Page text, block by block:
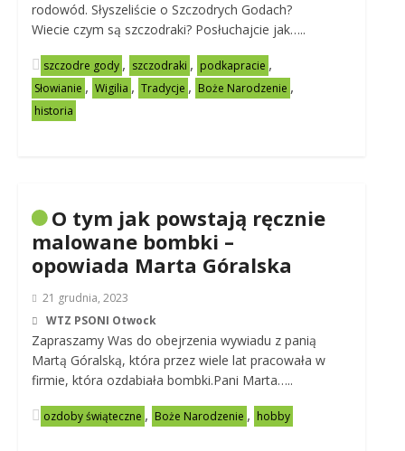
rodowód. Słyszeliście o Szczodrych Godach?
Wiecie czym są szczodraki? Posłuchajcie jak…..
szczodre gody , szczodraki , podkapracie ,
Słowianie , Wigilia , Tradycje , Boże Narodzenie ,
historia
O tym jak powstają ręcznie
malowane bombki –
opowiada Marta Góralska
21 grudnia, 2023
WTZ PSONI Otwock
Zapraszamy Was do obejrzenia wywiadu z panią
Martą Góralską, która przez wiele lat pracowała w
firmie, która ozdabiała bombki.Pani Marta…..
ozdoby świąteczne , Boże Narodzenie , hobby